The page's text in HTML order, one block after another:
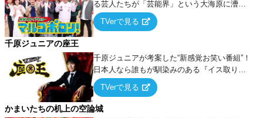
る芸人たちが「芸能界」という大海原に漕ぎ
出でて、新たなオモシロ人間を発掘する！
TVerで見る
千原ジュニアの座王
千原ジュニアが考案した“新感覚お笑い番組”！
日本人なら誰もが馴染みのある『イス取りゲ
ーム』をベースに、大喜利・ギャグ・モノボ
ケ・歌…など様々なお題で芸人がショートネ
タを競い合う！
TVerで見る
かまいたちの机上の空論城